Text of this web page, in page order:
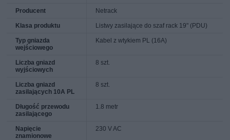
Producent Netrack
Klasa produktu Listwy zasilające do szaf rack 19" (PDU)
Typ gniazda
wejściowego
Kabel z wtykiem PL (16A)
Liczba gniazd
wyjściowych
8 szt.
Liczba gniazd
zasilających 10A PL
8 szt.
Długość przewodu
zasilającego
1.8 metr
Napięcie
znamionowe
230 V AC